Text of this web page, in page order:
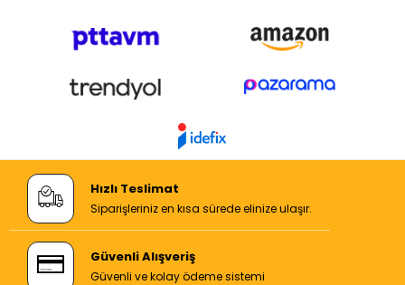
Hızlı Teslimat
Siparişleriniz en kısa sürede elinize ulaşır.
Güvenli Alışveriş
Güvenli ve kolay ödeme sistemi